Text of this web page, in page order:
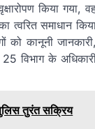
किया गया,
त्वरित समाधान
को कानूनी
25 विभाग के
तुरंत सक्रिय